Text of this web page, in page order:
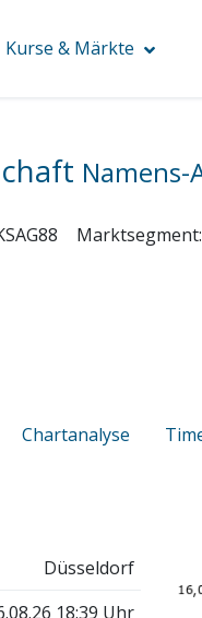
Kurse & Märkte
Namens-
Marktsegment:
Chartanalyse
Düsseldorf
18:39 Uhr